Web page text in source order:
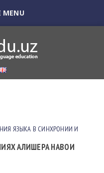
MENU
ЯЗЫКА В СИНХРОНИИ И
АЛИШЕРА НАВОИ